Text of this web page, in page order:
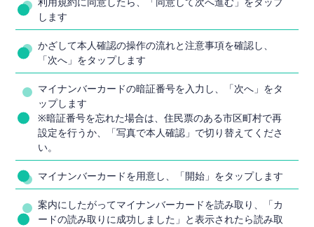
します
かざして本人確認の操作の流れと注意事項を確認し、
「次へ」をタップします
マイナンバーカードの暗証番号を入力し、「次へ」をタ
ップします
※暗証番号を忘れた場合は、住民票のある市区町村で再
設定を行うか、「写真で本人確認」で切り替えてくださ
い。
マイナンバーカードを用意し、「開始」をタップします
案内にしたがってマイナンバーカードを読み取り、「カ
ードの読み取りに成功しました」と表示されたら読み取